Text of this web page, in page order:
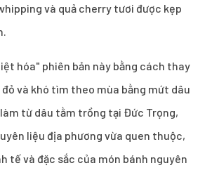
và quả cherry tươi được kẹp
hóa" phiên bản này bằng cách thay
và khó tìm theo mùa bằng mứt dâu
từ dâu tằm trồng tại Đức Trọng,
liệu địa phương vừa quen thuộc,
tế và đặc sắc của món bánh nguyên